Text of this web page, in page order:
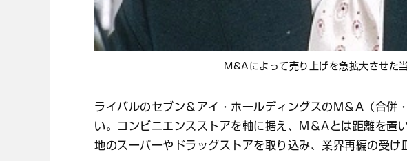
M&Aによって売り上げを急拡大させた
ライバルのセブン＆アイ・ホールディングスのM＆A（合併
い。コンビニエンスストアを軸に据え、M＆Aとは距離を置
地のスーパーやドラッグストアを取り込み、業界再編の受け